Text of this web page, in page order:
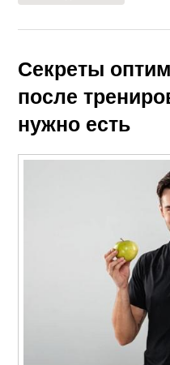
Секреты
после
нужно есть